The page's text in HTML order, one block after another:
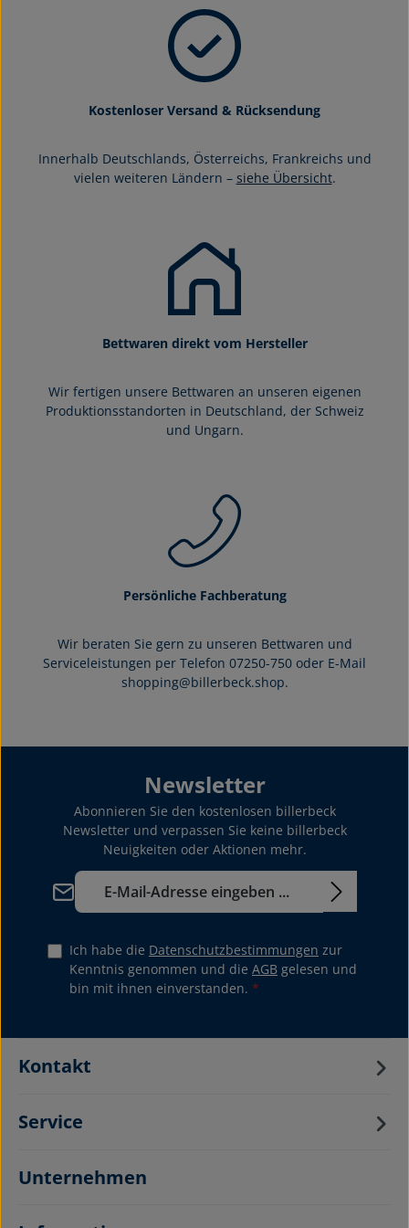
Kostenloser Versand & Rücksendung
Innerhalb Deutschlands, Österreichs, Frankreichs und
vielen weiteren Ländern – siehe Übersicht.
Bettwaren direkt vom Hersteller
Wir fertigen unsere Bettwaren an unseren eigenen
Produktionsstandorten in Deutschland, der Schweiz
und Ungarn.
Persönliche Fachberatung
Wir beraten Sie gern zu unseren Bettwaren und
Serviceleistungen per Telefon 07250-750 oder E-Mail
shopping@billerbeck.shop.
Newsletter
Abonnieren Sie den kostenlosen billerbeck
Newsletter und verpassen Sie keine billerbeck
Neuigkeiten oder Aktionen mehr.
E-Mail-Adresse*
Ich habe die Datenschutzbestimmungen zur
Kenntnis genommen und die AGB gelesen und
bin mit ihnen einverstanden. *
Kontakt
Service
Unternehmen